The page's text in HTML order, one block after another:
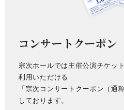
コンサートクーポン
宗次ホールでは主催公演チケッ
利用いただける
「宗次コンサートクーポン（通
しております。